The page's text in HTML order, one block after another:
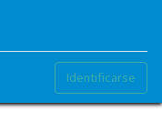
Identificarse